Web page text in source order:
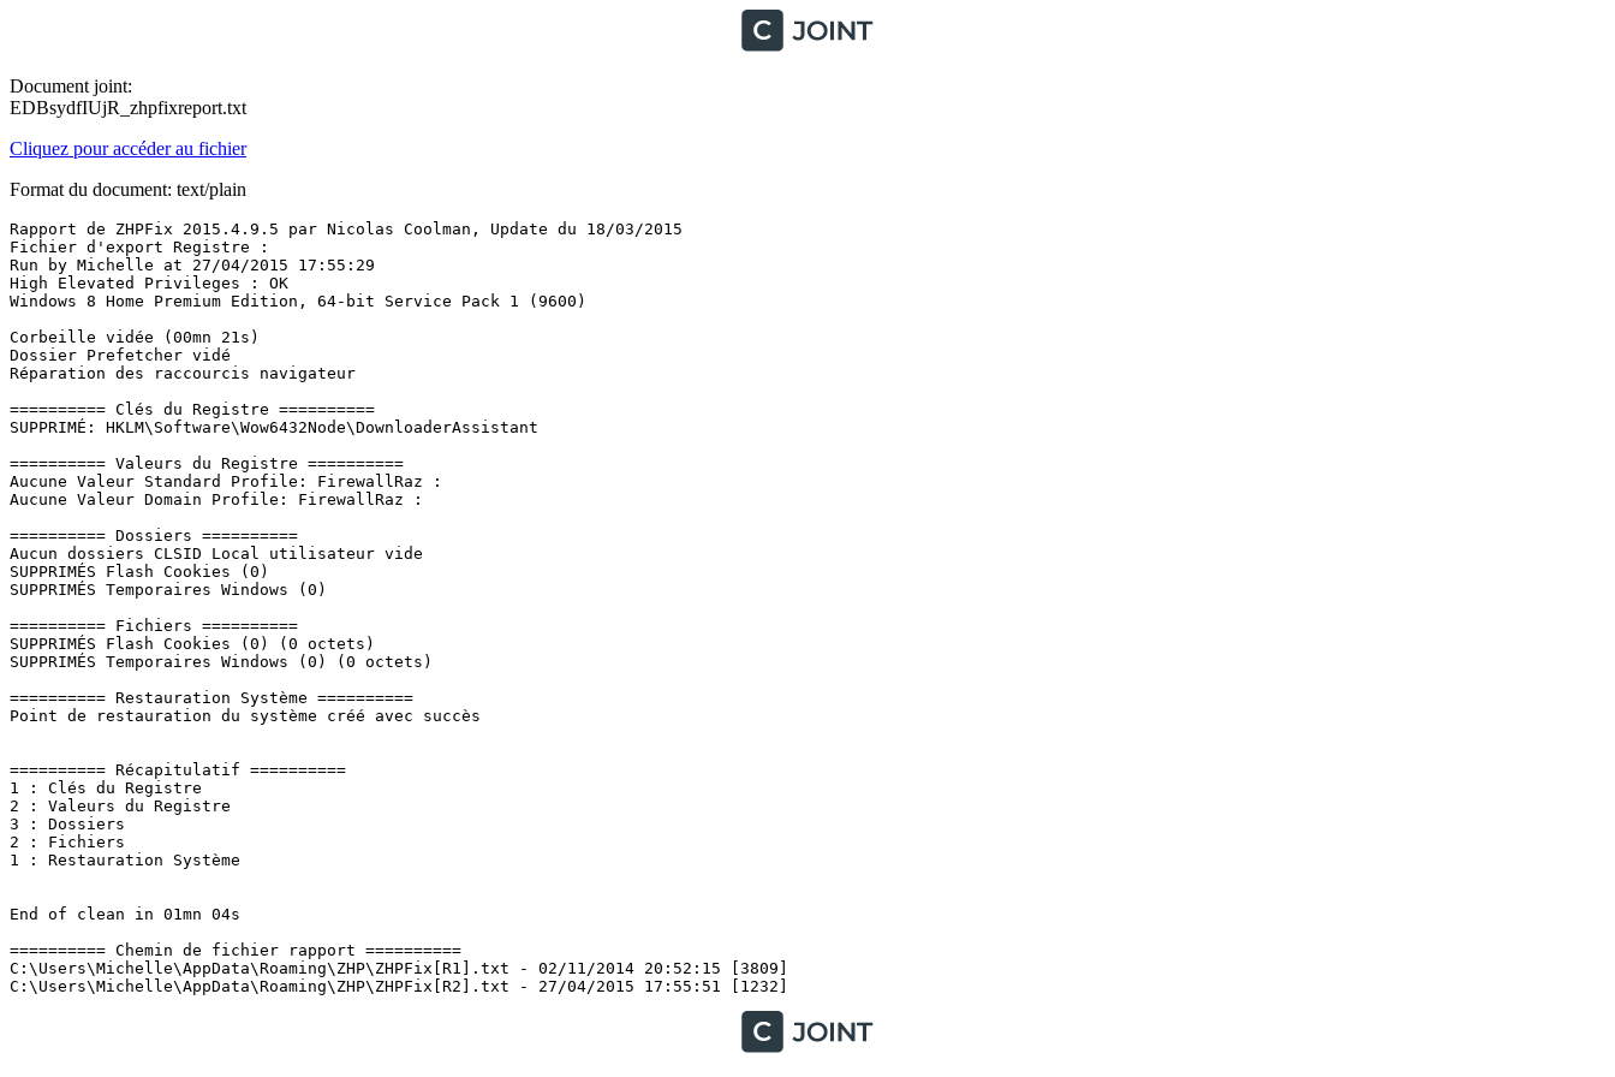
Document joint:
EDBsydfIUjR_zhpfixreport.txt
Cliquez pour accéder au fichier
Format du document: text/plain
Rapport de ZHPFix 2015.4.9.5 par Nicolas Coolman, Update du 18/03/2015
Fichier d'export Registre :
Run by Michelle at 27/04/2015 17:55:29
High Elevated Privileges : OK
Windows 8 Home Premium Edition, 64-bit Service Pack 1 (9600)
Corbeille vidée (00mn 21s)
Dossier Prefetcher vidé
Réparation des raccourcis navigateur
========== Clés du Registre ==========
SUPPRIMÉ: HKLM\Software\Wow6432Node\DownloaderAssistant
========== Valeurs du Registre ==========
Aucune Valeur Standard Profile: FirewallRaz :
Aucune Valeur Domain Profile: FirewallRaz :
========== Dossiers ==========
Aucun dossiers CLSID Local utilisateur vide
SUPPRIMÉS Flash Cookies (0)
SUPPRIMÉS Temporaires Windows (0)
========== Fichiers ==========
SUPPRIMÉS Flash Cookies (0) (0 octets)
SUPPRIMÉS Temporaires Windows (0) (0 octets)
========== Restauration Système ==========
Point de restauration du système créé avec succès
========== Récapitulatif ==========
1 : Clés du Registre
2 : Valeurs du Registre
3 : Dossiers
2 : Fichiers
1 : Restauration Système
End of clean in 01mn 04s
========== Chemin de fichier rapport ==========
C:\Users\Michelle\AppData\Roaming\ZHP\ZHPFix[R1].txt - 02/11/2014 20:52:15 [3809]